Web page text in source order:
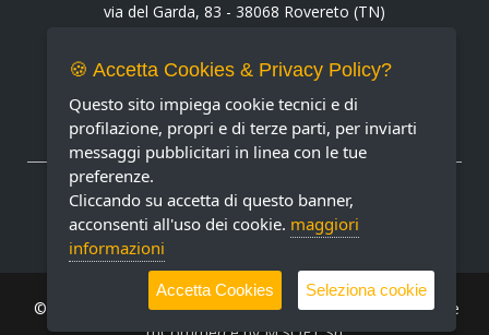
via del Garda, 83 - 38068 Rovereto (TN)
Fax +39 0464 430938
E-mail:marenga@marenga.it
Partita IVA IT02232370227
METODI DI PAGAMENTO ACCETTATI
© MARENGA Srl 2022 All rights reserved. Design & Software
🍪 Accetta Cookies & Privacy Policy?
Questo sito impiega cookie tecnici e di
profilazione, propri e di terze parti, per inviarti
messaggi pubblicitari in linea con le tue
preferenze.
Cliccando su accetta di questo banner,
acconsenti all'uso dei cookie. maggiori
informazioni
Accetta Cookies Seleziona cookie